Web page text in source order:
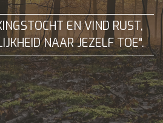
EN VIND RUST,
NAAR JEZELF TOE".